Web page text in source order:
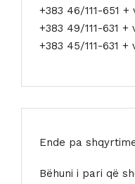
+383 46/111-651 +
+383 49/111-631 +
+383 45/111-631 +
Ende pa
Bëhuni i pari që